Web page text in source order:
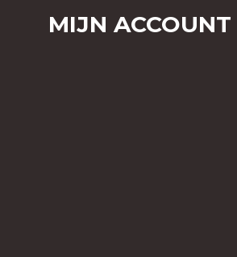
MIJN ACCOUNT